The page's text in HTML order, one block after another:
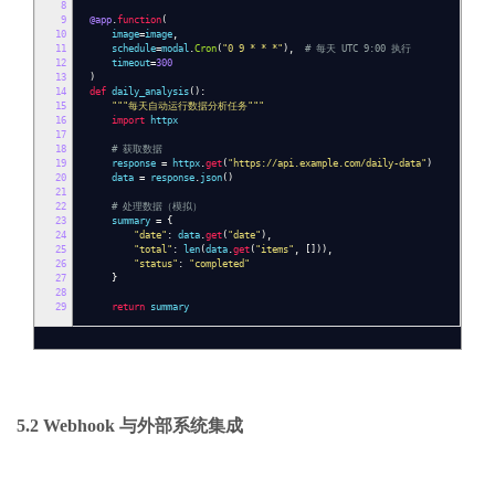
8
9
10
11
12
13
14
15
16
17
18
19
20
21
22
23
24
25
26
27
28
29
@app .function (
image=image ,
schedule=modal .Cron ( "0 9 * * *" ),
# 每天 UTC 9:00 执行
timeout=300
)
def daily_analysis ():
"""每天自动运行数据分析任务"""
import httpx
# 获取数据
response = httpx .get ( "https://api.example.com/daily-data" )
data = response . json ()
# 处理数据（模拟）
summary = {
"date" : data .get ( "date" ),
"total" : len (data .get ( "items" ,
[])),
"status" :
"completed"
}
return summary
5.2 Webhook 与外部系统集成